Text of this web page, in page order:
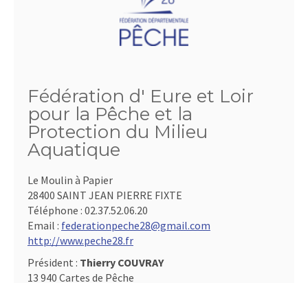
Fédération d' Eure et Loir
pour la Pêche et la
Protection du Milieu
Aquatique
Le Moulin à Papier
28400 SAINT JEAN PIERRE FIXTE
Téléphone : 02.37.52.06.20
Email : federationpeche28@gmail.com
http://www.peche28.fr
Président : Thierry COUVRAY
13 940 Cartes de Pêche